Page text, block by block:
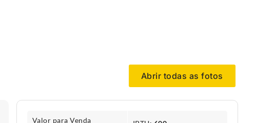
Abrir todas as fotos
Valor para Venda